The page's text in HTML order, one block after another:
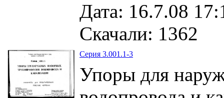
Дата: 16.7.08
Скачали: 1362
Серия 3.001.1-3
Упоры для